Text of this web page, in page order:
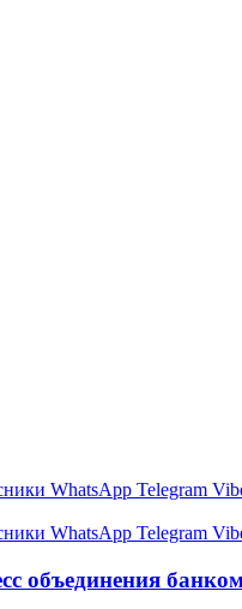
WhatsApp Telegram
WhatsApp Telegram
объединения